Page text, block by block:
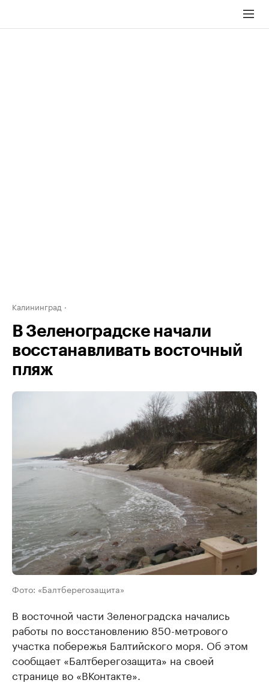
Калининград
В Зеленоградске начали
восстанавливать восточный
пляж
Фото: «Балтберегозащита»
В восточной части Зеленоградска начались
работы по восстановлению 850-метрового
участка побережья Балтийского моря. Об этом
сообщает «Балтберегозащита» на своей
странице во «ВКонтакте».